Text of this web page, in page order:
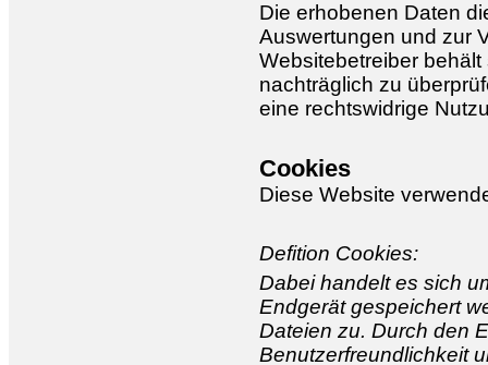
Die erhobenen Daten
Auswertungen und zur
Websitebetreiber
nachträglich zu
eine rechtswidrige
Cookies
Diese Website
Defition Cookies:
Dabei handelt es sich
Endgerät gespeichert
Dateien zu. Durch den
Benutzerfreundlichkeit